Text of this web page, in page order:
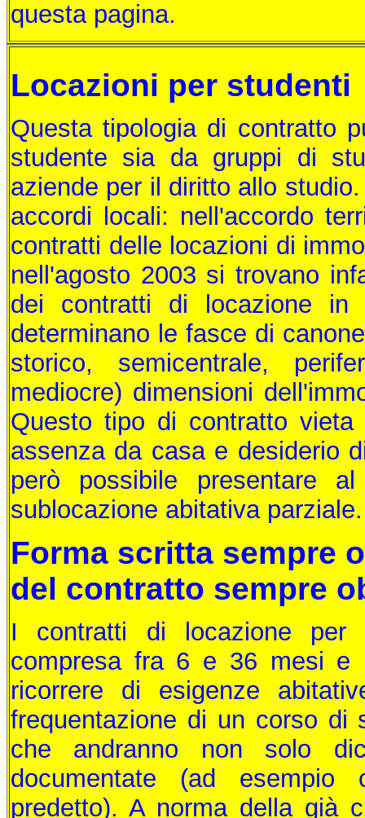
questa pagina.
Locazioni per studenti
Questa tipologia di contratto
studente sia da gruppi di
aziende per il diritto allo
accordi locali: nell'accordo
contratti delle locazioni di
nell'agosto 2003 si trovano
dei contratti di locazione
determinano le fasce di
storico, semicentrale,
mediocre) dimensioni
Questo tipo di contratto
assenza da casa e desiderio
però possibile presentare
sublocazione abitativa parziale.
Forma scritta sempre
del contratto sempre
I contratti di locazione per
compresa fra 6 e 36 mesi e
ricorrere di esigenze
frequentazione di un corso di
che andranno non solo
documentate (ad
predetto). A norma della già